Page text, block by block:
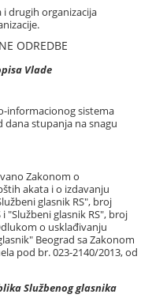
drugih organizacija
ODREDBE
Vlade
informacionog sistema
dana stupanja na snagu
Zakonom o
akata i o izdavanju
glasnik RS", broj
i "Službeni glasnik RS", broj
o usklađivanju
Beograd sa Zakonom
pod br. 023-2140/2013, od
Službenog glasnika